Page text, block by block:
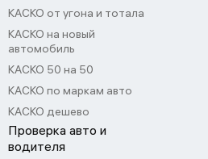
КАСКО от угона и тотала
КАСКО на новый
автомобиль
КАСКО 50 на 50
КАСКО по маркам авто
КАСКО дешево
Проверка авто и
водителя